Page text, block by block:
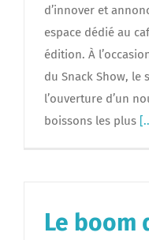
d’innover et
espace dédié au
édition. À
du Snack Show,
l’ouverture d’un
boissons les plus
Le boom